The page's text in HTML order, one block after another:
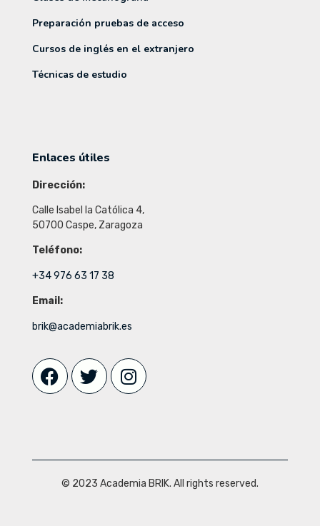
Preparación pruebas de acceso
Cursos de inglés en el extranjero
Técnicas de estudio
Enlaces útiles
Dirección:
Calle Isabel la Católica 4,
50700 Caspe, Zaragoza
Teléfono:
+34 976 63 17 38
Email:
brik@academiabrik.es
© 2023 Academia BRIK. All rights reserved.